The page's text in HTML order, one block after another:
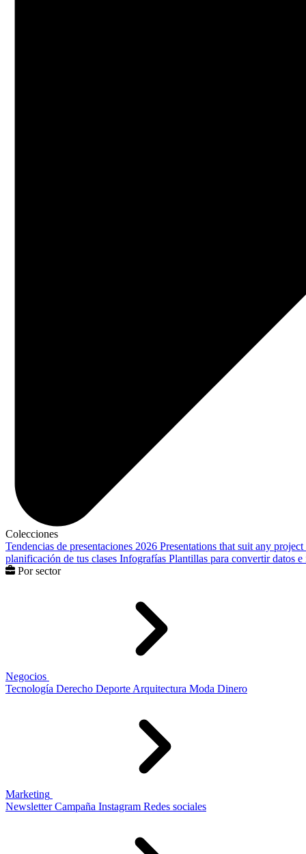
Colecciones
Tendencias de presentaciones 2026 Presentations that suit any project
planificación de tus clases Infografías Plantillas para convertir datos
Por sector
Negocios
Tecnología Derecho Deporte Arquitectura Moda Dinero
Marketing
Newsletter Campaña Instagram Redes sociales